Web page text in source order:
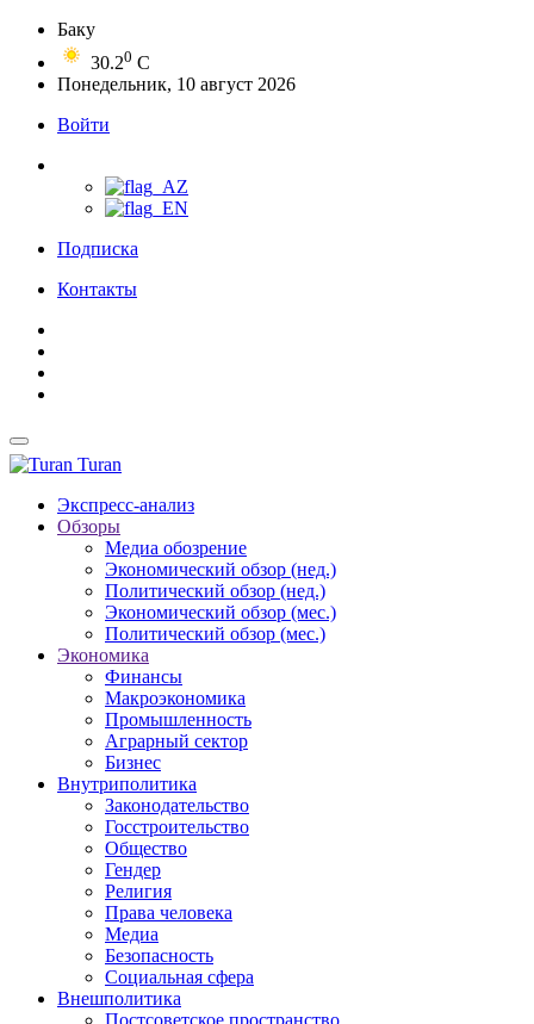
Баку
30.20 C
Понедельник, 10 август 2026
Войти
Подписка
Контакты
Turan
Экспресс-анализ
Обзоры
Медиа обозрение
Экономический обзор (нед.)
Политический обзор (нед.)
Экономический обзор (мес.)
Политический обзор (мес.)
Экономика
Финансы
Макроэкономика
Промышленность
Аграрный сектор
Бизнес
Внутриполитика
Законодательство
Госстроительство
Общество
Гендер
Религия
Права человека
Медиа
Безопасность
Социальная сфера
Внешполитика
Постсоветское пространство